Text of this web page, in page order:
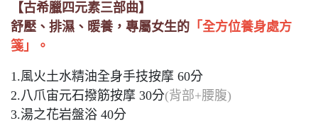
【古希臘四元素三部曲】
舒壓、排濕、暖養，專屬女生的 「全方位養身處方
箋」。
1.風火土水精油全身手技按摩 60分
2.八爪宙元石撥筋按摩 30分(背部+腰腹)
3.湯之花岩盤浴 40分